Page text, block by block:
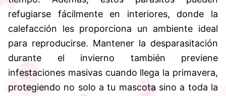
refugiarse fácilmente en interiores, donde la
calefacción les proporciona un ambiente ideal
para reproducirse. Mantener la desparasitación
durante el invierno también previene
infestaciones masivas cuando llega la primavera,
protegiendo no solo a tu mascota sino a toda la